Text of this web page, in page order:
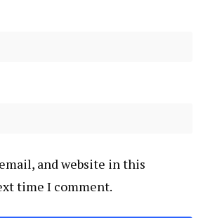
and website in this
time I comment.